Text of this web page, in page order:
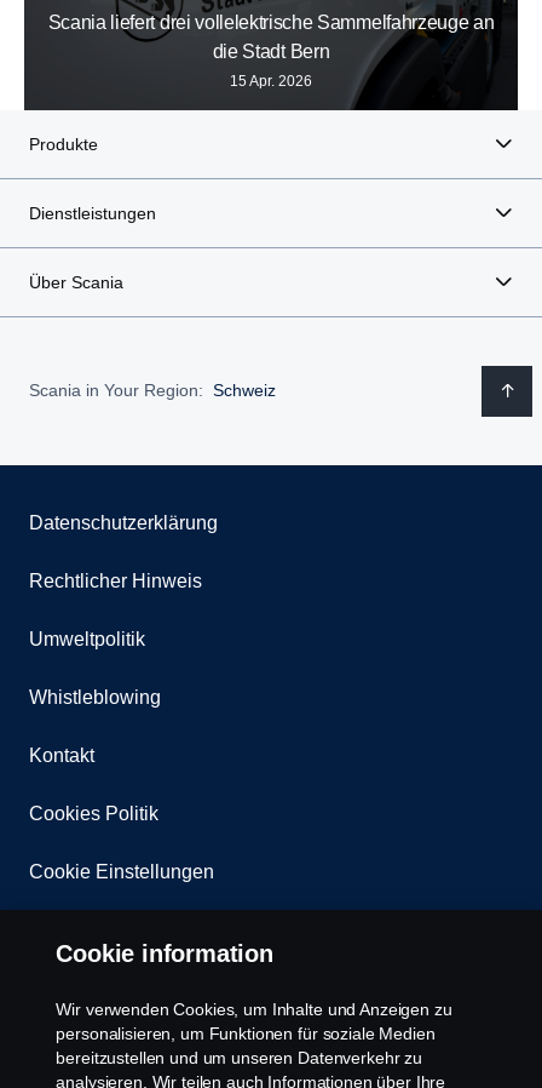
Scania liefert drei vollelektrische Sammelfahrzeuge an
die Stadt Bern
15 Apr. 2026
Produkte
Dienstleistungen
Über Scania
Scania in Your Region: Schweiz
Datenschutzerklärung
Rechtlicher Hinweis
Umweltpolitik
Whistleblowing
Kontakt
Cookies Politik
Cookie Einstellungen
© Copyright Scania 2025 All rights reserved. Scania
Cookie information
Wir verwenden Cookies, um Inhalte und Anzeigen zu
personalisieren, um Funktionen für soziale Medien
bereitzustellen und um unseren Datenverkehr zu
analysieren. Wir teilen auch Informationen über Ihre